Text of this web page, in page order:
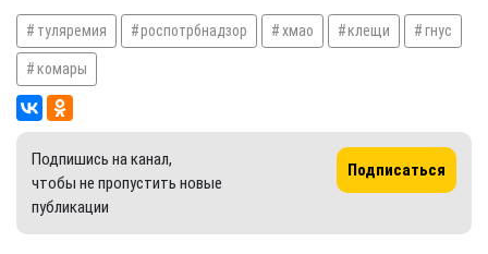
туляремия роспотрбнадзор хмао клещи гнус
комары
Подпишись на канал,
чтобы не пропустить новые
публикации
Подписаться